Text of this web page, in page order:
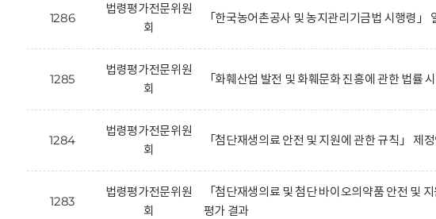
1286
법령평가전문위원
회
「한국농어촌공사 및 농지관리기금법 시행령
1285
법령평가전문위원
회
「화훼산업 발전 및 화훼문화 진흥에 관한 법률
1284
법령평가전문위원
회
「첨단재생의료 안전 및 지원에 관한 규칙」 제
1283
법령평가전문위원
회
「첨단재생의료 및 첨단 바이오의약품 안전 및
평가 결과